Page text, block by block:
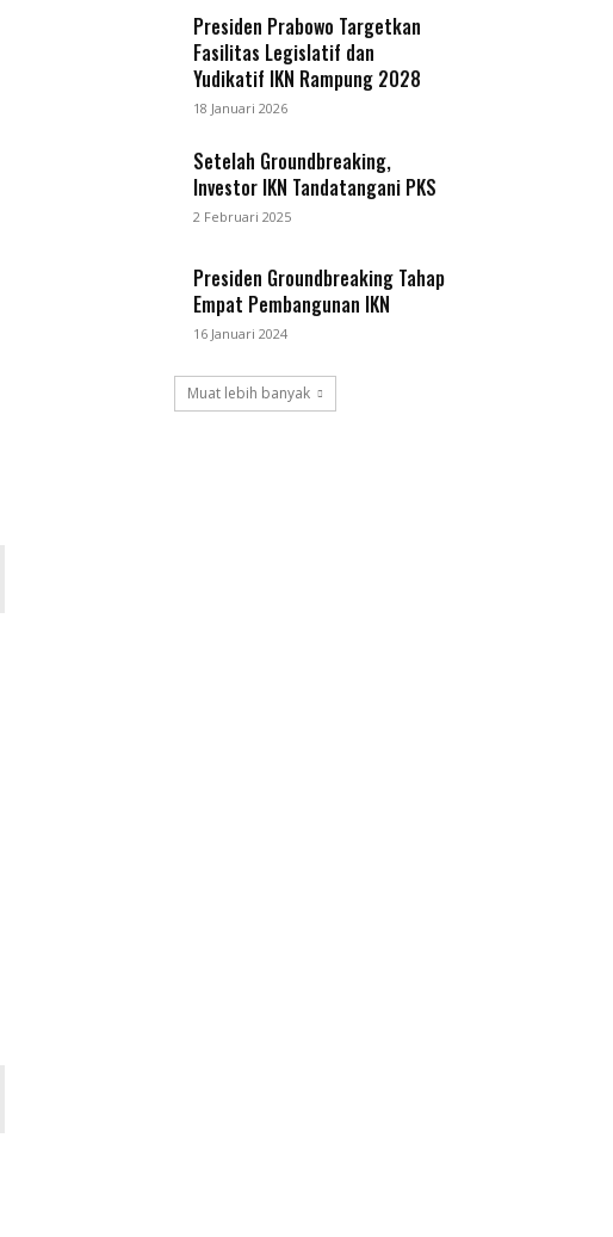
Presiden Prabowo Targetkan
Fasilitas Legislatif dan
Yudikatif IKN Rampung 2028
18 Januari 2026
Setelah Groundbreaking,
Investor IKN Tandatangani PKS
2 Februari 2025
Presiden Groundbreaking Tahap
Empat Pembangunan IKN
16 Januari 2024
Muat lebih banyak